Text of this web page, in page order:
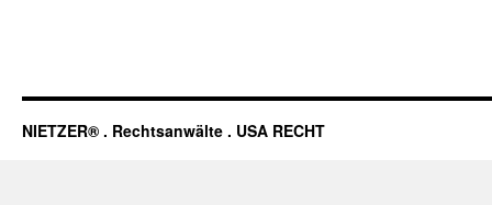
NIETZER® . Rechtsanwälte . USA RECHT